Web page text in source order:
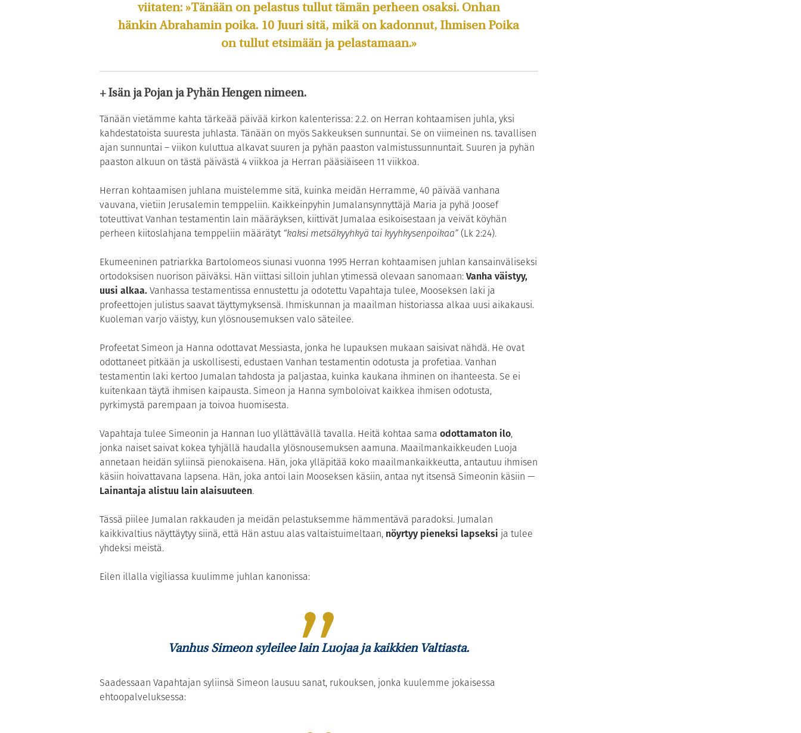
viitaten: »Tänään on pelastus tullut tämän perheen osaksi. Onhan
hänkin Abrahamin poika. 10 Juuri sitä, mikä on kadonnut, Ihmisen Poika
on tullut etsimään ja pelastamaan.»
+ Isän ja Pojan ja Pyhän Hengen nimeen.
Tänään vietämme kahta tärkeää päivää kirkon kalenterissa: 2.2. on Herran kohtaamisen juhla, yksi
kahdestatoista suuresta juhlasta. Tänään on myös Sakkeuksen sunnuntai. Se on viimeinen ns. tavallisen
ajan sunnuntai – viikon kuluttua alkavat suuren ja pyhän paaston valmistussunnuntait. Suuren ja pyhän
paaston alkuun on tästä päivästä 4 viikkoa ja Herran pääsiäiseen 11 viikkoa.
Herran kohtaamisen juhlana muistelemme sitä, kuinka meidän Herramme, 40 päivää vanhana
vauvana, vietiin Jerusalemin temppeliin. Kaikkeinpyhin Jumalansynnyttäjä Maria ja pyhä Joosef
toteuttivat Vanhan testamentin lain määräyksen, kiittivät Jumalaa esikoisestaan ja veivät köyhän
perheen kiitoslahjana temppeliin määrätyt“kaksi metsäkyyhkyä tai kyyhkysenpoikaa” (Lk 2:24).
Ekumeeninen patriarkka Bartolomeos siunasi vuonna 1995 Herran kohtaamisen juhlan kansainväliseksi
ortodoksisen nuorison päiväksi. Hän viittasi silloin juhlan ytimessä olevaan sanomaan:Vanha väistyy,
uusi alkaa.Vanhassa testamentissa ennustettu ja odotettu Vapahtaja tulee, Mooseksen laki ja
profeettojen julistus saavat täyttymyksensä. Ihmiskunnan ja maailman historiassa alkaa uusi aikakausi.
Kuoleman varjo väistyy, kun ylösnousemuksen valo säteilee.
Profeetat Simeon ja Hanna odottavat Messiasta, jonka he lupauksen mukaan saisivat nähdä. He ovat
odottaneet pitkään ja uskollisesti, edustaen Vanhan testamentin odotusta ja profetiaa. Vanhan
testamentin laki kertoo Jumalan tahdosta ja paljastaa, kuinka kaukana ihminen on ihanteesta. Se ei
kuitenkaan täytä ihmisen kaipausta. Simeon ja Hanna symboloivat kaikkea ihmisen odotusta,
pyrkimystä parempaan ja toivoa huomisesta.
Vapahtaja tulee Simeonin ja Hannan luo yllättävällä tavalla. Heitä kohtaa sama odottamaton ilo,
jonka naiset saivat kokea tyhjällä haudalla ylösnousemuksen aamuna. Maailmankaikkeuden Luoja
annetaan heidän syliinsä pienokaisena. Hän, joka ylläpitää koko maailmankaikkeutta, antautuu ihmisen
käsiin hoivattavana lapsena. Hän, joka antoi lain Mooseksen käsiin, antaa nyt itsensä Simeonin käsiin —
Lainantaja alistuu lain alaisuuteen.
Tässä piilee Jumalan rakkauden ja meidän pelastuksemme hämmentävä paradoksi. Jumalan
kaikkivaltius näyttäytyy siinä, että Hän astuu alas valtaistuimeltaan, nöyrtyy pieneksi lapseksi ja tulee
yhdeksi meistä.
Eilen illalla vigiliassa kuulimme juhlan kanonissa:
Vanhus Simeon syleilee lain Luojaa ja kaikkien Valtiasta.
Saadessaan Vapahtajan syliinsä Simeon lausuu sanat, rukouksen, jonka kuulemme jokaisessa
ehtoopalveluksessa: